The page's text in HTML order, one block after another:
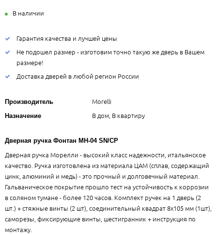
В наличии
Гарантия качества и лучшей цены
Не подошел размер - изготовим точно такую же дверь в Вашем
размере!
Доставка дверей в любой регион России
Производитель Morelli
Назначение В дом, В квартиру
Дверная ручка Фонтан MH-04 SN/CP
Дверная ручка Морелли - высокий класс надежности, итальянское
качество. Ручка изготовлена из материала ЦАМ (сплав, содержащий
цинк, алюминий и медь) - это прочный и долговечный материал.
Гальваническое покрытие прошло тест на устойчивость к коррозии
в соляном тумане - более 120 часов. Комплект ручек на 1 дверь (2
шт.) + стяжные винты (2 шт), соединительный квадрат 8x105 мм (1шт),
саморезы, фиксирующие винты, шестигранник + инструкция по
монтажу.